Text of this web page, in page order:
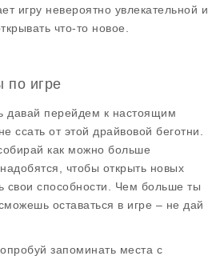
игру невероятно увлекательной и
что-то новое.
по игре
давай перейдем к настоящим
ссать от этой драйвовой беготни.
как можно больше
чтобы открыть новых
свои способности. Чем больше ты
оставаться в игре – не дай
запоминать места с